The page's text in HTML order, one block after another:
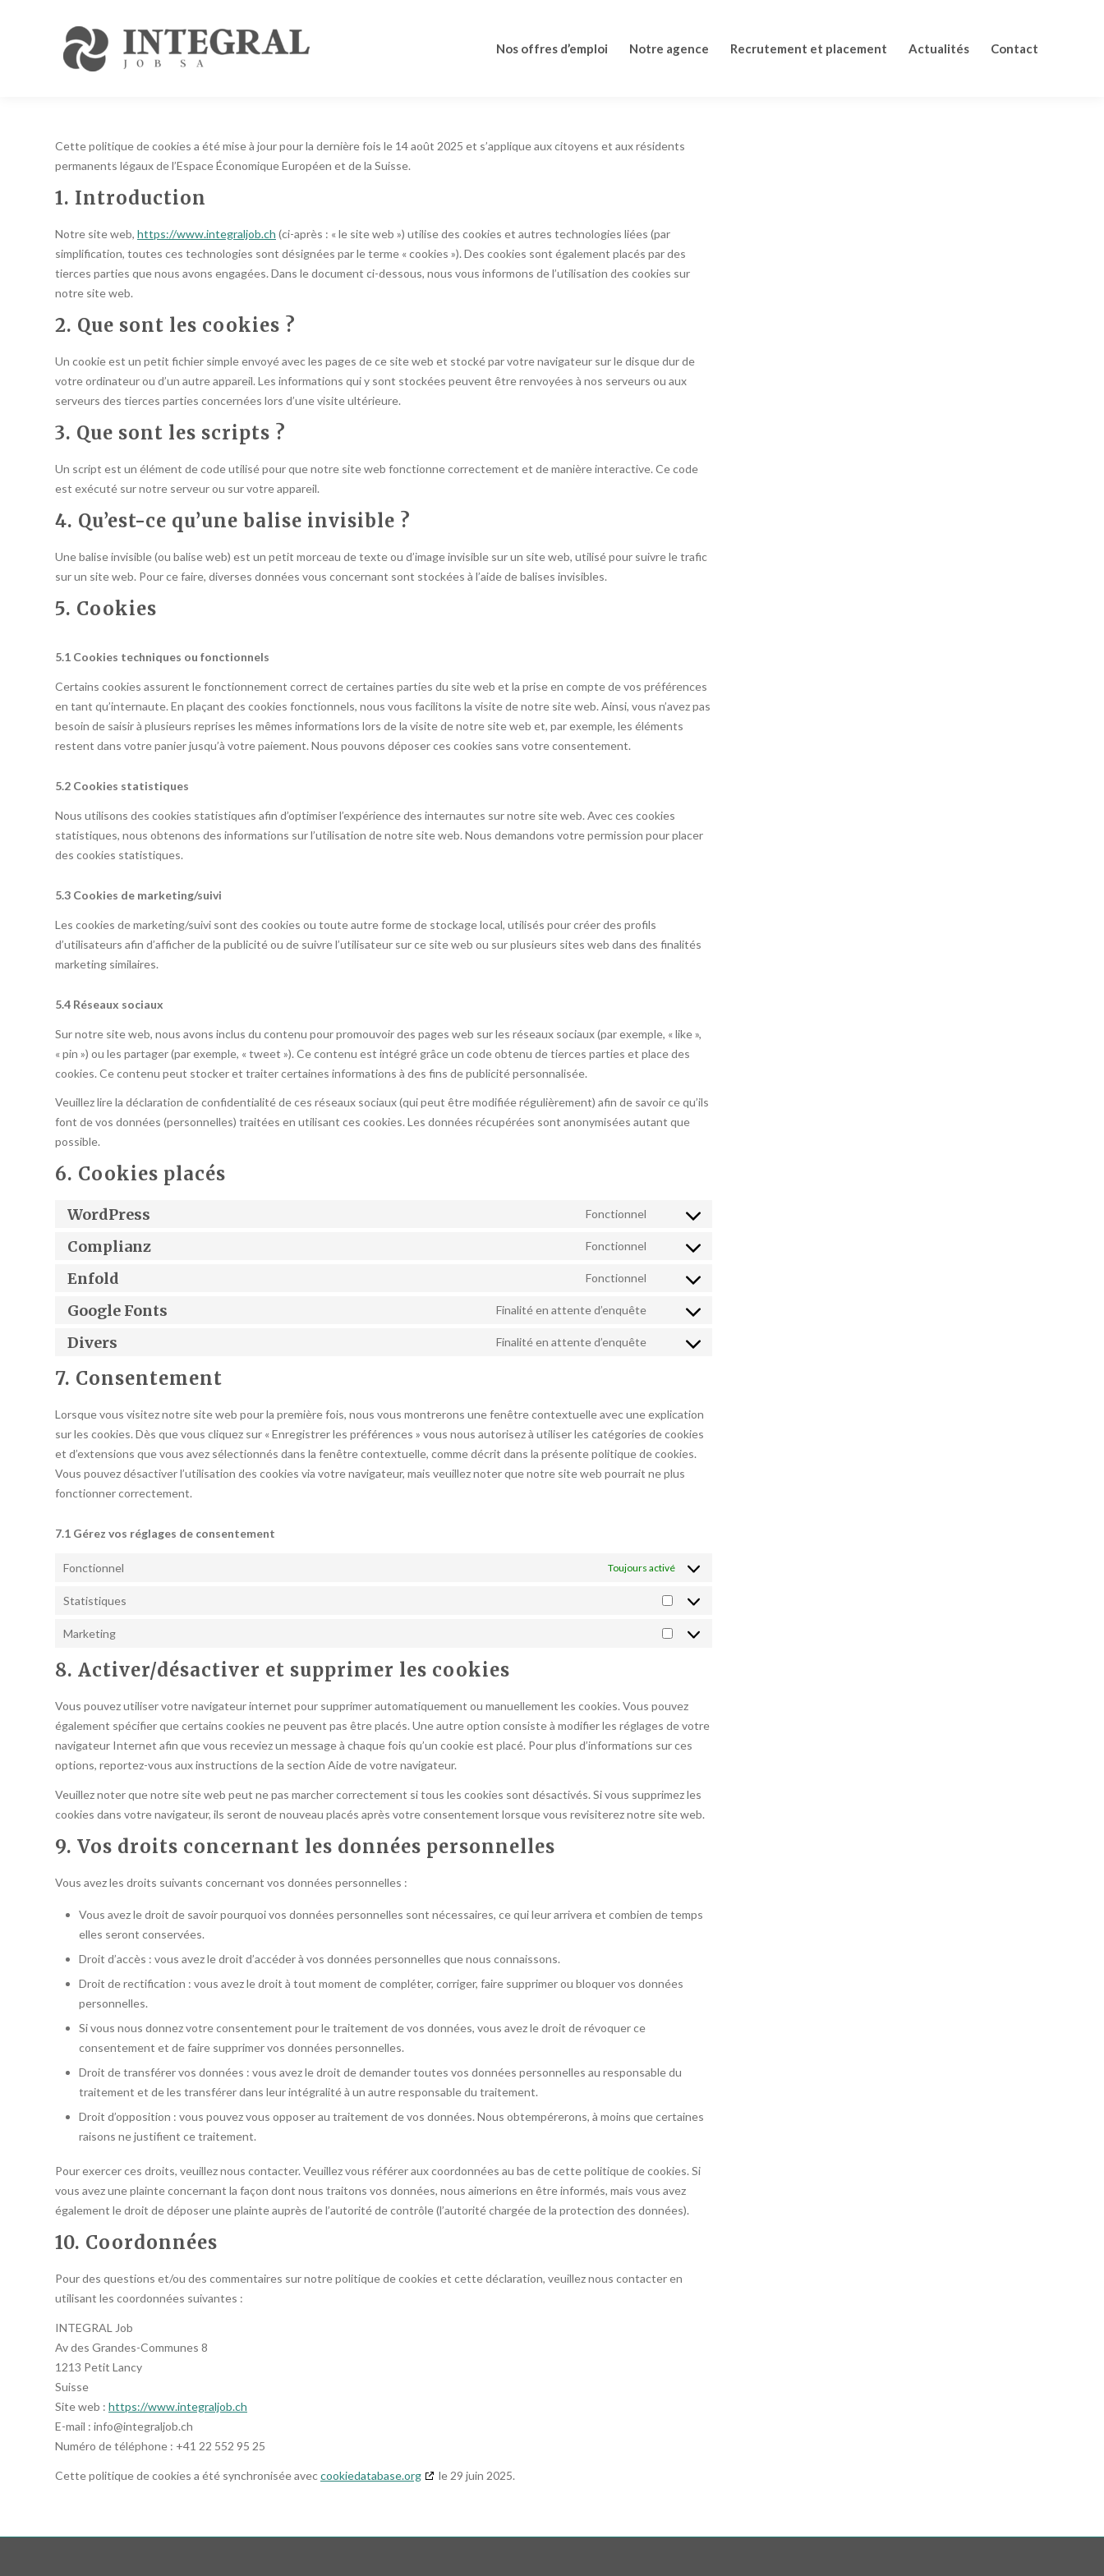
Nos offres d’emploi Notre agence Recrutement et placement Actualités Contact
Cette politique de cookies a été mise à jour pour la dernière fois le 14 août 2025 et s’applique aux citoyens et aux résidents
permanents légaux de l’Espace Économique Européen et de la Suisse.
1. Introduction
Notre site web, https://www.integraljob.ch (ci-après : « le site web ») utilise des cookies et autres technologies liées (par
simplification, toutes ces technologies sont désignées par le terme « cookies »). Des cookies sont également placés par des
tierces parties que nous avons engagées. Dans le document ci-dessous, nous vous informons de l’utilisation des cookies sur
notre site web.
2. Que sont les cookies ?
Un cookie est un petit fichier simple envoyé avec les pages de ce site web et stocké par votre navigateur sur le disque dur de
votre ordinateur ou d’un autre appareil. Les informations qui y sont stockées peuvent être renvoyées à nos serveurs ou aux
serveurs des tierces parties concernées lors d’une visite ultérieure.
3. Que sont les scripts ?
Un script est un élément de code utilisé pour que notre site web fonctionne correctement et de manière interactive. Ce code
est exécuté sur notre serveur ou sur votre appareil.
4. Qu’est-ce qu’une balise invisible ?
Une balise invisible (ou balise web) est un petit morceau de texte ou d’image invisible sur un site web, utilisé pour suivre le trafic
sur un site web. Pour ce faire, diverses données vous concernant sont stockées à l’aide de balises invisibles.
5. Cookies
5.1 Cookies techniques ou fonctionnels
Certains cookies assurent le fonctionnement correct de certaines parties du site web et la prise en compte de vos préférences
en tant qu’internaute. En plaçant des cookies fonctionnels, nous vous facilitons la visite de notre site web. Ainsi, vous n’avez pas
besoin de saisir à plusieurs reprises les mêmes informations lors de la visite de notre site web et, par exemple, les éléments
restent dans votre panier jusqu’à votre paiement. Nous pouvons déposer ces cookies sans votre consentement.
5.2 Cookies statistiques
Nous utilisons des cookies statistiques afin d’optimiser l’expérience des internautes sur notre site web. Avec ces cookies
statistiques, nous obtenons des informations sur l’utilisation de notre site web. Nous demandons votre permission pour placer
des cookies statistiques.
5.3 Cookies de marketing/suivi
Les cookies de marketing/suivi sont des cookies ou toute autre forme de stockage local, utilisés pour créer des profils
d’utilisateurs afin d’afficher de la publicité ou de suivre l’utilisateur sur ce site web ou sur plusieurs sites web dans des finalités
marketing similaires.
5.4 Réseaux sociaux
Sur notre site web, nous avons inclus du contenu pour promouvoir des pages web sur les réseaux sociaux (par exemple, « like »,
« pin ») ou les partager (par exemple, « tweet »). Ce contenu est intégré grâce un code obtenu de tierces parties et place des
cookies. Ce contenu peut stocker et traiter certaines informations à des fins de publicité personnalisée.
Veuillez lire la déclaration de confidentialité de ces réseaux sociaux (qui peut être modifiée régulièrement) afin de savoir ce qu’ils
font de vos données (personnelles) traitées en utilisant ces cookies. Les données récupérées sont anonymisées autant que
possible.
6. Cookies placés
WordPress Fonctionnel
Consent
wordpress
Complianz Fonctionnel
Consent
complianz
Enfold Fonctionnel
Consent
enfold
Google Fonts Finalité en attente d’enquête
Consent
Divers Finalité en attente d’enquête
Consent
divers
7. Consentement
Lorsque vous visitez notre site web pour la première fois, nous vous montrerons une fenêtre contextuelle avec une explication
sur les cookies. Dès que vous cliquez sur « Enregistrer les préférences » vous nous autorisez à utiliser les catégories de cookies
et d’extensions que vous avez sélectionnés dans la fenêtre contextuelle, comme décrit dans la présente politique de cookies.
Vous pouvez désactiver l’utilisation des cookies via votre navigateur, mais veuillez noter que notre site web pourrait ne plus
fonctionner correctement.
7.1 Gérez vos réglages de consentement
Fonctionnel Toujours activé
Statistiques
Statistiques
Marketing
Marketing
8. Activer/désactiver et supprimer les cookies
Vous pouvez utiliser votre navigateur internet pour supprimer automatiquement ou manuellement les cookies. Vous pouvez
également spécifier que certains cookies ne peuvent pas être placés. Une autre option consiste à modifier les réglages de votre
navigateur Internet afin que vous receviez un message à chaque fois qu’un cookie est placé. Pour plus d’informations sur ces
options, reportez-vous aux instructions de la section Aide de votre navigateur.
Veuillez noter que notre site web peut ne pas marcher correctement si tous les cookies sont désactivés. Si vous supprimez les
cookies dans votre navigateur, ils seront de nouveau placés après votre consentement lorsque vous revisiterez notre site web.
9. Vos droits concernant les données personnelles
Vous avez les droits suivants concernant vos données personnelles :
Vous avez le droit de savoir pourquoi vos données personnelles sont nécessaires, ce qui leur arrivera et combien de temps
elles seront conservées.
Droit d’accès : vous avez le droit d’accéder à vos données personnelles que nous connaissons.
Droit de rectification : vous avez le droit à tout moment de compléter, corriger, faire supprimer ou bloquer vos données
personnelles.
Si vous nous donnez votre consentement pour le traitement de vos données, vous avez le droit de révoquer ce
consentement et de faire supprimer vos données personnelles.
Droit de transférer vos données : vous avez le droit de demander toutes vos données personnelles au responsable du
traitement et de les transférer dans leur intégralité à un autre responsable du traitement.
Droit d’opposition : vous pouvez vous opposer au traitement de vos données. Nous obtempérerons, à moins que certaines
raisons ne justifient ce traitement.
Pour exercer ces droits, veuillez nous contacter. Veuillez vous référer aux coordonnées au bas de cette politique de cookies. Si
vous avez une plainte concernant la façon dont nous traitons vos données, nous aimerions en être informés, mais vous avez
également le droit de déposer une plainte auprès de l’autorité de contrôle (l’autorité chargée de la protection des données).
10. Coordonnées
Pour des questions et/ou des commentaires sur notre politique de cookies et cette déclaration, veuillez nous contacter en
utilisant les coordonnées suivantes :
INTEGRAL Job
Av des Grandes-Communes 8
1213 Petit Lancy
Suisse
Site web : https://www.integraljob.ch
E-mail : info@integraljob.ch
Numéro de téléphone : +41 22 552 95 25
Cette politique de cookies a été synchronisée aveccookiedatabase.org le 29 juin 2025.